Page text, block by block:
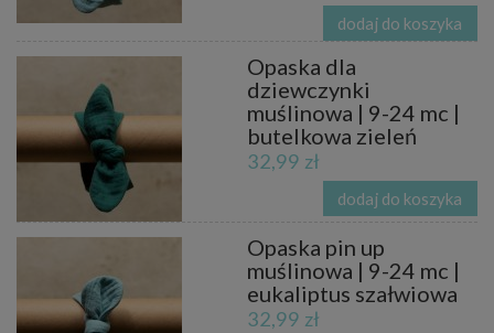
dodaj do koszyka
Opaska dla
dziewczynki
muślinowa | 9-24 mc |
butelkowa zieleń
32,99 zł
dodaj do koszyka
Opaska pin up
muślinowa | 9-24 mc |
eukaliptus szałwiowa
32,99 zł